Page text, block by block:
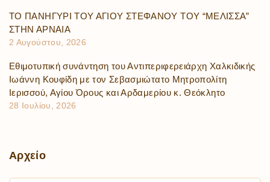
ΤΟ ΠΑΝΗΓΥΡΙ ΤΟΥ ΑΓΙΟΥ ΣΤΕΦΑΝΟΥ ΤΟΥ “ΜΕΛΙΣΣΑ”
ΣΤΗΝ ΑΡΝΑΙΑ
2 Αυγούστου, 2026
Εθιμοτυπική συνάντηση του Αντιπεριφερειάρχη Χαλκιδικής
Ιωάννη Κουφίδη με τον Σεβασμιώτατο Μητροπολίτη
Ιερισσού, Αγίου Όρους και Αρδαμερίου κ. Θεόκλητο
28 Ιουλίου, 2026
Αρχείο